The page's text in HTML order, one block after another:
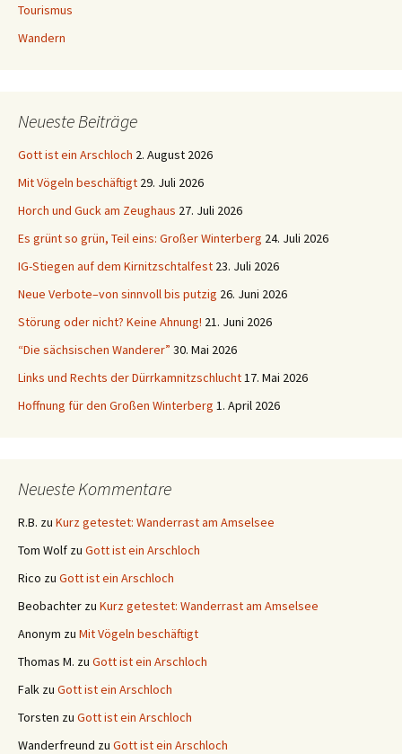
Tourismus
Wandern
Neueste Beiträge
Gott ist ein Arschloch 2. August 2026
Mit Vögeln beschäftigt 29. Juli 2026
Horch und Guck am Zeughaus 27. Juli 2026
Es grünt so grün, Teil eins: Großer Winterberg 24. Juli 2026
IG-Stiegen auf dem Kirnitzschtalfest 23. Juli 2026
Neue Verbote–von sinnvoll bis putzig 26. Juni 2026
Störung oder nicht? Keine Ahnung! 21. Juni 2026
“Die sächsischen Wanderer” 30. Mai 2026
Links und Rechts der Dürrkamnitzschlucht17. Mai 2026
Hoffnung für den Großen Winterberg 1. April 2026
Neueste Kommentare
R.B. zu Kurz getestet: Wanderrast am Amselsee
Tom Wolf zu Gott ist ein Arschloch
Rico zu Gott ist ein Arschloch
Beobachter zu Kurz getestet: Wanderrast am Amselsee
Anonym zu Mit Vögeln beschäftigt
Thomas M. zu Gott ist ein Arschloch
Falk zu Gott ist ein Arschloch
Torsten zu Gott ist ein Arschloch
Wanderfreund zu Gott ist ein Arschloch